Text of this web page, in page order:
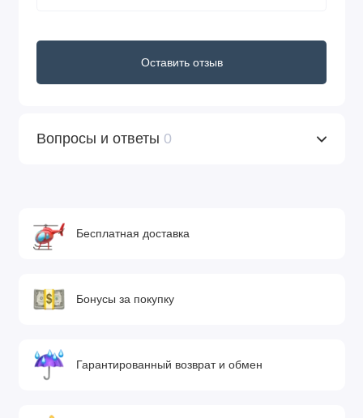
Оставить отзыв
Вопросы и ответы 0
Бесплатная доставка
Бонусы за покупку
Гарантированный возврат и обмен